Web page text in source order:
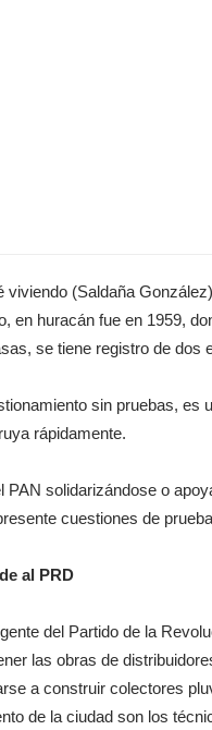
viviendo (Saldaña
en huracán fue en 1959,
se tiene registro de dos
sin pruebas, es
rápidamente.
PAN solidarizándose o
cuestiones de
al PRD
del Partido de la
las obras de
a construir colectores
de la ciudad son los